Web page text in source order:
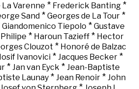
Varenne * Frederick Banting *
Sand * Georges de La Tour *
Giandomenico Tiepolo * Gustave
* Haroun Tazieff * Hector
Clouzot * Honoré de Balzac
Iosif Ivanovici * Jacques Becker *
* Jan van Eyck * Jean-Baptiste
Launay* Jean Renoir* John